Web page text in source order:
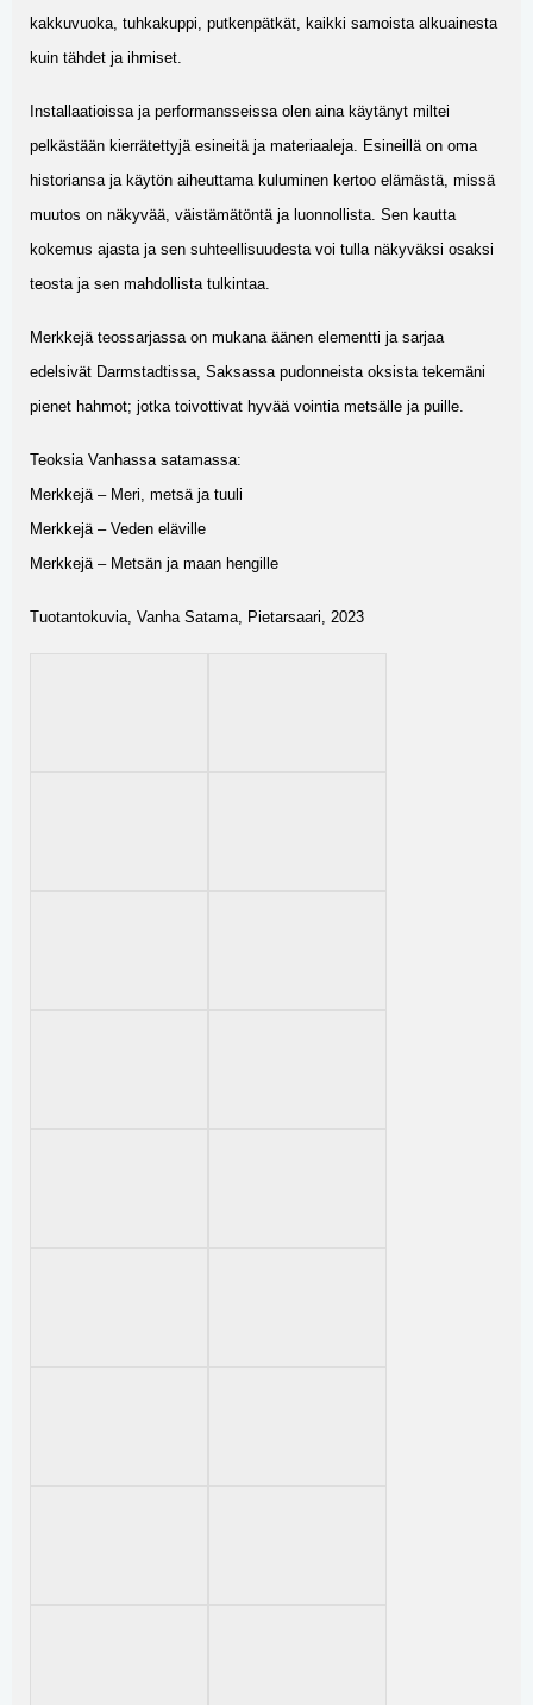
kakkuvuoka, tuhkakuppi, putkenpätkät, kaikki samoista alkuainesta
kuin tähdet ja ihmiset.
Installaatioissa ja performansseissa olen aina käytänyt miltei
pelkästään kierrätettyjä esineitä ja materiaaleja. Esineillä on oma
historiansa ja käytön aiheuttama kuluminen kertoo elämästä, missä
muutos on näkyvää, väistämätöntä ja luonnollista. Sen kautta
kokemus ajasta ja sen suhteellisuudesta voi tulla näkyväksi osaksi
teosta ja sen mahdollista tulkintaa.
Merkkejä teossarjassa on mukana äänen elementti ja sarjaa
edelsivät Darmstadtissa, Saksassa pudonneista oksista tekemäni
pienet hahmot; jotka toivottivat hyvää vointia metsälle ja puille.
Teoksia Vanhassa satamassa:
Merkkejä – Meri, metsä ja tuuli
Merkkejä – Veden eläville
Merkkejä – Metsän ja maan hengille
Tuotantokuvia, Vanha Satama, Pietarsaari, 2023